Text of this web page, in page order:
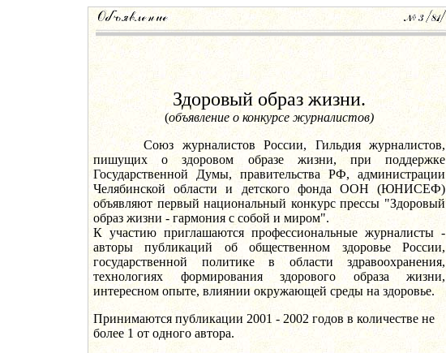
Здоровый образ жизни.
(объявление о конкурсе журналистов)
Союз журналистов России, Гильдия журналистов,
пишущих о здоровом образе жизни, при поддержке
Государственной Думы, правительства РФ, администрации
Челябинской области и детского фонда ООН (ЮНИСЕФ)
объявляют первый национальный конкурс прессы "Здоровый
образ жизни - гармония с собой и миром".
К участию приглашаются профессиональные журналисты -
авторы публикаций об общественном здоровье России,
государственной политике в области здравоохранения,
технологиях формирования здорового образа жизни,
интересном опыте, влиянии окружающей среды на здоровье.
Принимаются публикации 2001 - 2002 годов в количестве не
более 1 от одного автора.